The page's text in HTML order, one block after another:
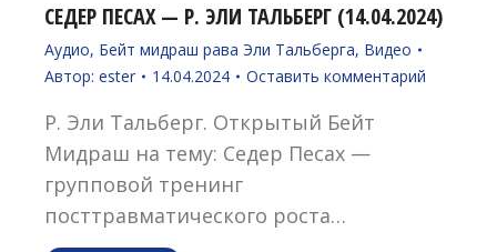
СЕДЕР ПЕСАХ — Р. ЭЛИ ТАЛЬБЕРГ (14.04.2024)
Аудио, Бейт мидраш рава Эли Тальберга, Видео
Автор: ester 14.04.2024 Оставить комментарий
Р. Эли Тальберг. Открытый Бейт
Мидраш на тему: Седер Песах —
групповой тренинг
посттравматического роста…